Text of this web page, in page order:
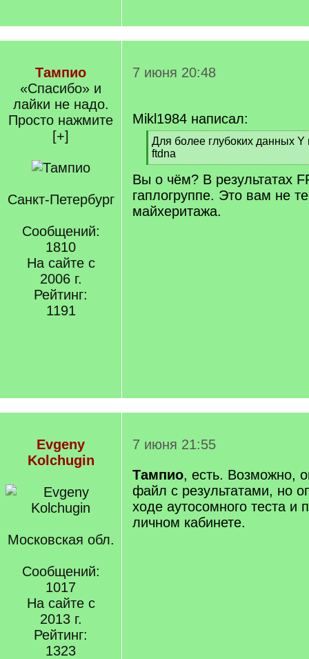
Тампио
«Спасибо» и
лайки не надо.
Просто нажмите
[+]
Санкт-Петербург
Сообщений:
1810
На сайте с
2006 г.
Рейтинг:
1191
7 июня 20:48
Mikl1984 написал:
[
q
]
Для более глубоких данных
ftdna
[
q
]
Вы о чём? В результатах
гаплогруппе. Это вам не
майхеритажа.
Evgeny
Kolchugin
Московская обл.
Сообщений:
1017
На сайте с
2013 г.
Рейтинг:
1323
7 июня 21:55
Тампио, есть. Возможно,
файл с результатами, но
ходе аутосомного теста и
личном кабинете.